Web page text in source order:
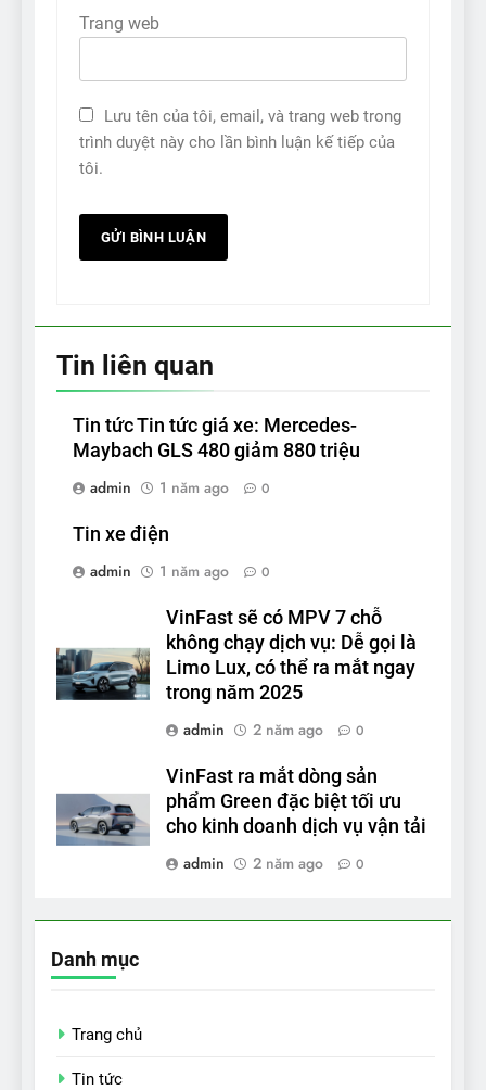
Trang web
Lưu tên của tôi, email, và trang web trong
trình duyệt này cho lần bình luận kế tiếp của
tôi.
Tin liên quan
Tin tức Tin tức giá xe: Mercedes-
Maybach GLS 480 giảm 880 triệu
admin
1 năm ago 0
Tin xe điện
admin
1 năm ago 0
VinFast sẽ có MPV 7 chỗ
không chạy dịch vụ: Dễ gọi là
Limo Lux, có thể ra mắt ngay
trong năm 2025
admin
2 năm ago 0
VinFast ra mắt dòng sản
phẩm Green đặc biệt tối ưu
cho kinh doanh dịch vụ vận tải
admin
2 năm ago 0
Danh mục
Trang chủ
Tin tức